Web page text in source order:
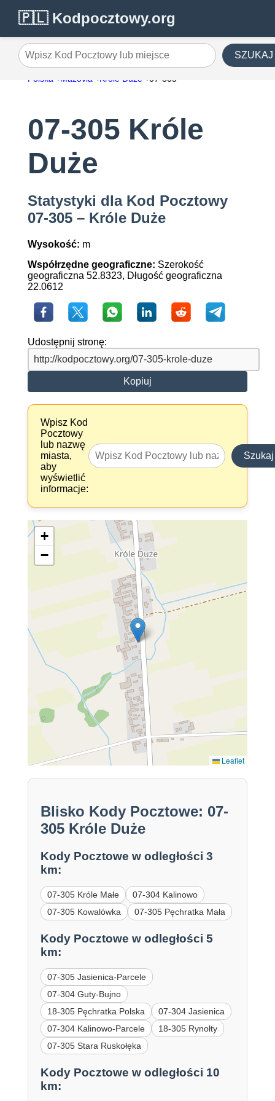
🇵🇱 Kodpocztowy.org
Wpisz Kod Pocztowy lub miejsce SZUKAJ
Polska Mazovia Króle Duże 07-305
07-305 Króle
Duże
Statystyki dla Kod Pocztowy
07-305 – Króle Duże
Wysokość: m
Współrzędne geograficzne: Szerokość
geograficzna 52.8323, Długość geograficzna
22.0612
Udostępnij stronę:
Kopiuj
Wpisz Kod
Pocztowy
lub nazwę
miasta,
aby
wyświetlić
informacje:
Szukaj
+
−
Leaflet
Blisko Kody Pocztowe: 07-
305 Króle Duże
Kody Pocztowe w odległości 3
km:
07-305 Króle Małe
07-304 Kalinowo
07-305 Kowalówka
07-305 Pęchratka Mała
Kody Pocztowe w odległości 5
km:
07-305 Jasienica-Parcele
07-304 Guty-Bujno
18-305 Pęchratka Polska
07-304 Jasienica
07-304 Kalinowo-Parcele
18-305 Rynołty
07-305 Stara Ruskołęka
Kody Pocztowe w odległości 10
km: